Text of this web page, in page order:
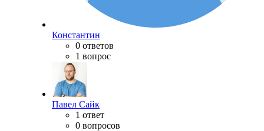
Константин
0 ответов
1 вопрос
Павел Сайк
1 ответ
0 вопросов